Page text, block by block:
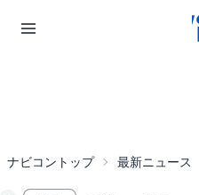
ナビコントップ 最新ニュース